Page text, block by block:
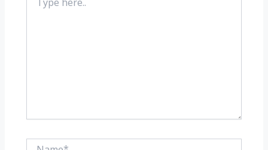
here..
Name*